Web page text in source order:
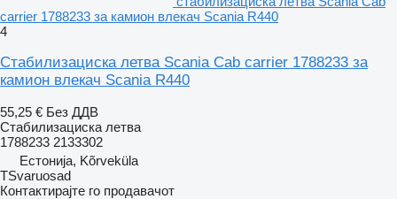
carrier 1788233 за камион влекач Scania R440
4
Стабилизациска летва Scania Cab carrier 1788233 за
камион влекач Scania R440
55,25 € Без ДДВ
Стабилизациска летва
1788233 2133302
Естонија, Kõrveküla
TSvaruosad
Контактирајте го продавачот